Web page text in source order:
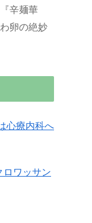
辛麺華
卵の絶妙
心療内科へ
ロワッサン